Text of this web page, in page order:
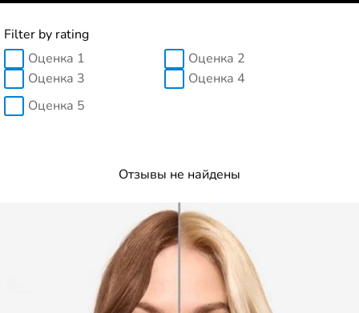
Filter by rating
Оценка 1
Оценка 2
Оценка 3
Оценка 4
Оценка 5
Отзывы не найдены